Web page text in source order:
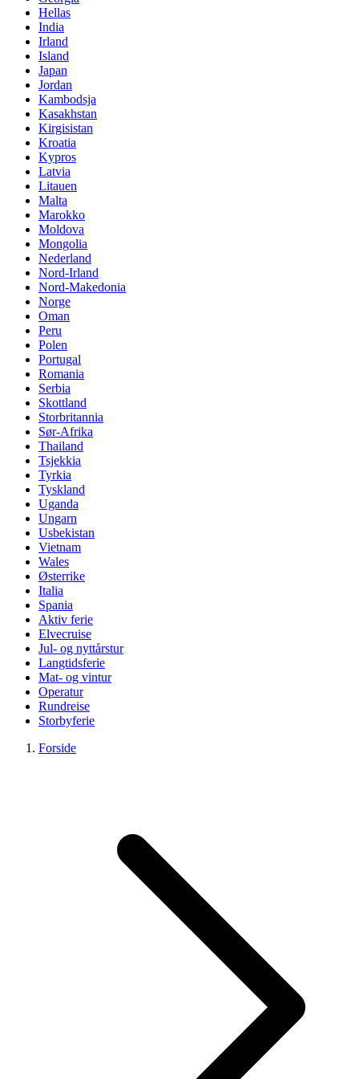
Hellas
India
Irland
Island
Japan
Jordan
Kambodsja
Kasakhstan
Kirgisistan
Kroatia
Kypros
Latvia
Litauen
Malta
Marokko
Moldova
Mongolia
Nederland
Nord-Irland
Nord-Makedonia
Norge
Oman
Peru
Polen
Portugal
Romania
Serbia
Skottland
Storbritannia
Sør-Afrika
Thailand
Tsjekkia
Tyrkia
Tyskland
Uganda
Ungarn
Usbekistan
Vietnam
Wales
Østerrike
Italia
Spania
Aktiv ferie
Elvecruise
Jul- og nyttårstur
Langtidsferie
Mat- og vintur
Operatur
Rundreise
Storbyferie
Forside